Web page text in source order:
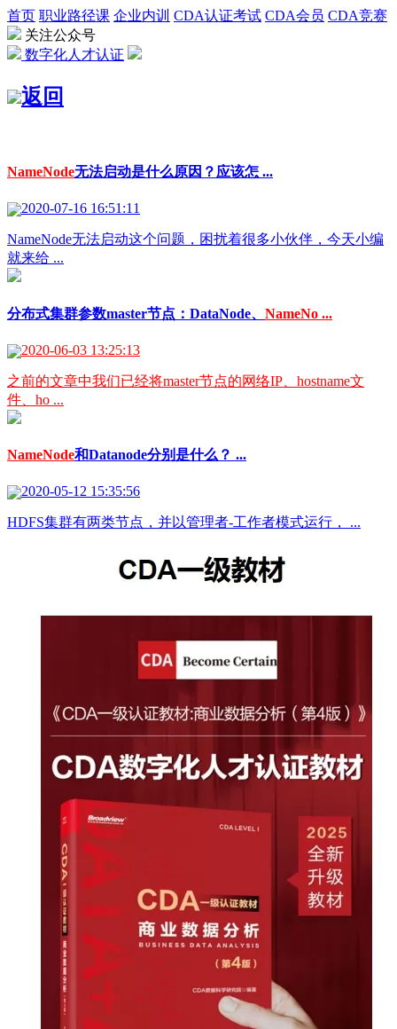
首页 职业路径课 企业内训 CDA认证考试 CDA会员 CDA竞赛
关注公众号
数字化人才认证
返回
NameNode无法启动是什么原因？应该怎 ...
2020-07-16 16:51:11
NameNode无法启动这个问题，困扰着很多小伙伴，今天小编
就来给 ...
分布式集群参数master节点：DataNode、 NameNo ...
2020-06-03 13:25:13
之前的文章中我们已经将master节点的网络IP、hostname文
件、ho ...
NameNode和Datanode分别是什么？ ...
2020-05-12 15:35:56
HDFS集群有两类节点，并以管理者-工作者模式运行， ...